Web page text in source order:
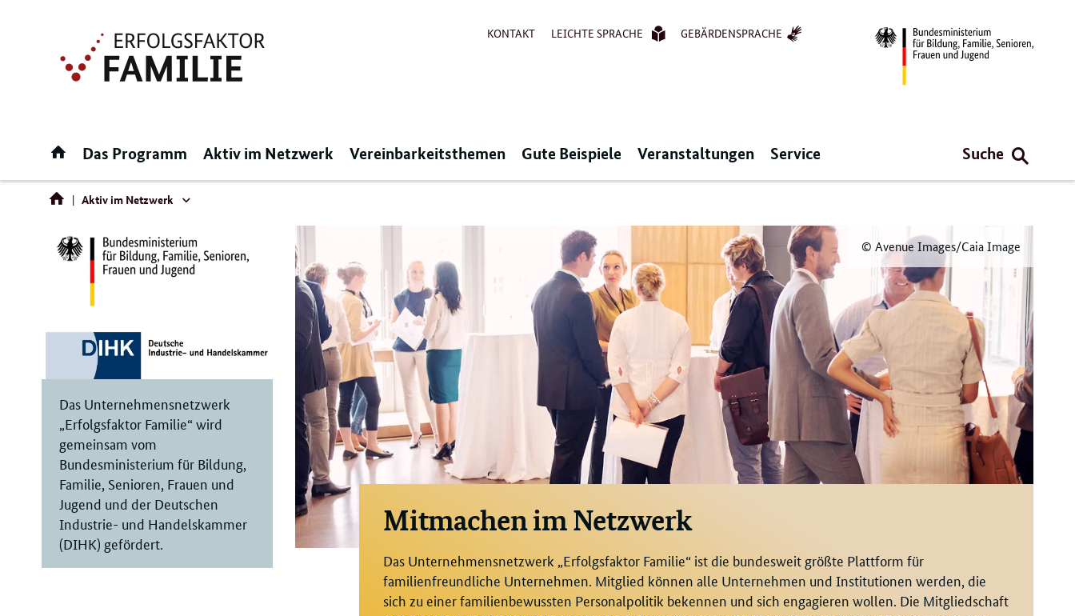
KONTAKT LEICHTE SPRACHE GEBÄRDENSPRACHE
Startseite
Das Programm Aktiv im Netzwerk Vereinbarkeitsthemen Gute Beispiele Veranstaltungen Service Suche
Aktiv im Netzwerk
Aktiv
Netzwerk
© Avenue Images/Caia Image
Mitmachen im Netzwerk
Das Unternehmensnetzwerk „Erfolgsfaktor Familie“ ist die bundesweit größte Plattform für
familienfreundliche Unternehmen. Mitglied können alle Unternehmen und Institutionen werden, die
sich zu einer familienbewussten Personalpolitik bekennen und sich engagieren wollen. Die Mitgliedschaft
Das Unternehmensnetzwerk
„Erfolgsfaktor Familie“ wird
gemeinsam vom
Bundesministerium für Bildung,
Familie, Senioren, Frauen und
Jugend und der Deutschen
Industrie- und Handelskammer
(DIHK) gefördert.